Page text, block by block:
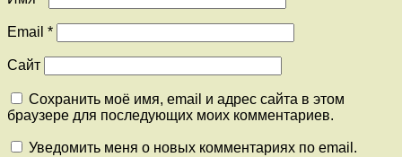
Email *
Сайт
Сохранить моё имя, email и адрес сайта в этом
браузере для последующих моих комментариев.
Уведомить меня о новых комментариях по email.